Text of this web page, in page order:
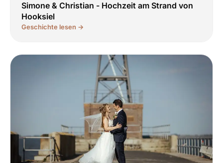
Simone & Christian - Hochzeit am Strand von
Hooksiel
Geschichte lesen →